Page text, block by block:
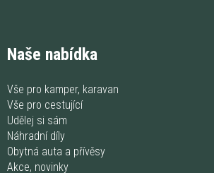
Naše nabídka
Vše pro kamper, karavan
Vše pro cestující
Udělej si sám
Náhradní díly
Obytná auta a přívěsy
Akce, novinky